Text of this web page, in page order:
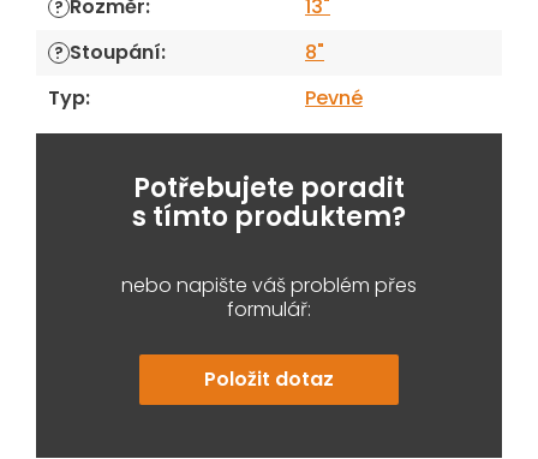
? Rozměr: 13"
? Stoupání:
8"
Typ: Pevné
Potřebujete poradit
s tímto produktem?
nebo napište váš problém přes
formulář:
Položit dotaz